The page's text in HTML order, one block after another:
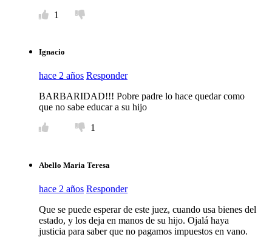
1
Ignacio
hace 2 años Responder
BARBARIDAD!!! Pobre padre lo hace quedar como
que no sabe educar a su hijo
1
Abello Maria Teresa
hace 2 años Responder
Que se puede esperar de este juez, cuando usa bienes del
estado, y los deja en manos de su hijo. Ojalá haya
justicia para saber que no pagamos impuestos en vano.